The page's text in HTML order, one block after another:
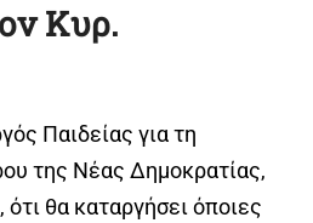
Κυρ.
Παιδείας για τη
της Νέας Δημοκρατίας,
θα καταργήσει όποιες